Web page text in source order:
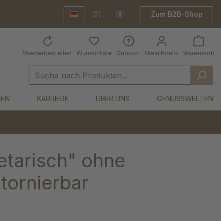
Deutsch Frankreich Shop
Zum B2B-Shop
Wiederbestellen Mein Konto
Wunschliste Support Warenkorb
KARRIERE ÜBER UNS GENUSSWELTEN
ohne